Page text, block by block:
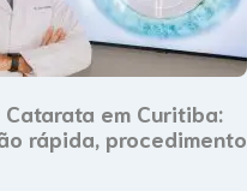
em Curitiba:
rápida, procedimento